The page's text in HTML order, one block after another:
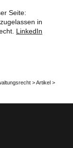
Seite:
in
LinkedIn
>Artikel >